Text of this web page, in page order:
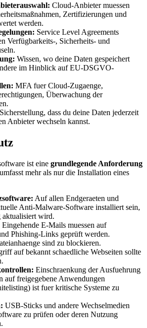
Cloud-Anbieter muessen
Zertifizierungen und
werden.
Service Level Agreements
Verfügbarkeits-, Sicherheits- und
Wissen, wo deine Daten gespeichert
im Hinblick auf EU-DSGVO-
MFA fuer Cloud-Zugaenge,
Überwachung der
Sicherstellung, dass du deine Daten jederzeit
Anbieter wechseln kannst.
ist eine grundlegende Anforderung
mehr als nur die Installation eines
Auf allen Endgeraeten und
Anti-Malware-Software installiert sein,
aktualisiert wird.
Eingehende E-Mails muessen auf
Phishing-Links geprüft werden.
sind zu blockieren.
auf bekannt schaedliche Webseiten sollte
Einschraenkung der Ausfuehrung
auf freigegebene Anwendungen
ist fuer kritische Systeme zu
USB-Sticks und andere Wechselmedien
zu prüfen oder deren Nutzung